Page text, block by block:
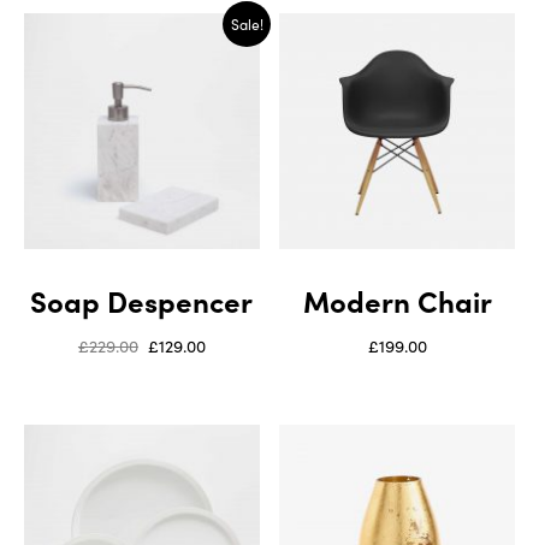
Sale!
Soap Despencer
£229.00 £129.00
Modern Chair
£199.00